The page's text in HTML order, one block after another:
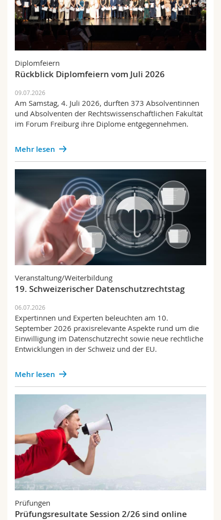
Diplomfeiern
Rückblick Diplomfeiern vom Juli 2026
09.07.2026
Am Samstag, 4. Juli 2026, durften 373 Absolventinnen
und Absolventen der Rechtswissenschaftlichen Fakultät
im Forum Freiburg ihre Diplome entgegennehmen.
Mehr lesen
Veranstaltung/Weiterbildung
19. Schweizerischer Datenschutzrechtstag
06.07.2026
Expertinnen und Experten beleuchten am 10.
September 2026 praxisrelevante Aspekte rund um die
Einwilligung im Datenschutzrecht sowie neue rechtliche
Entwicklungen in der Schweiz und der EU.
Mehr lesen
Prüfungen
Prüfungsresultate Session 2/26 sind online